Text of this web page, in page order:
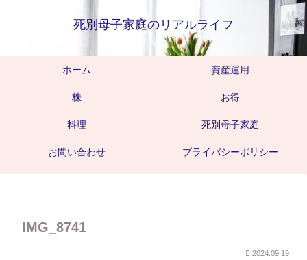
死別母子家庭のリアルライフ
ホーム 資産運用
株 お得
料理 死別母子家庭
お問い合わせ プライバシーポリシー
IMG_8741
2024.09.19